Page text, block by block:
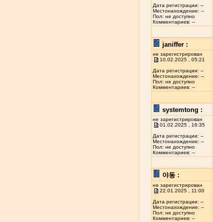
Дата регистрации: --
Местонахождение: --
Пол: не доступно
Комментариев: --
janiffer :
не зарегистрирован
10.02.2025 , 05:21
Дата регистрации: --
Местонахождение: --
Пол: не доступно
Комментариев: --
systemtong :
не зарегистрирован
01.02.2025 , 16:35
Дата регистрации: --
Местонахождение: --
Пол: не доступно
Комментариев: --
야동 :
не зарегистрирован
22.01.2025 , 11:00
Дата регистрации: --
Местонахождение: --
Пол: не доступно
Комментариев: --